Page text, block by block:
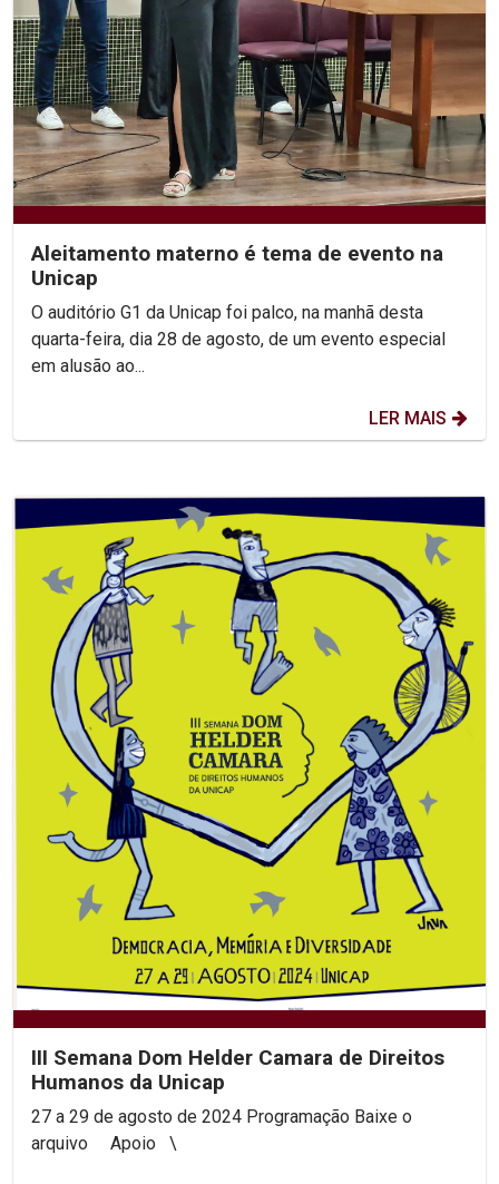
Aleitamento materno é tema de evento na
Unicap
O auditório G1 da Unicap foi palco, na manhã desta
quarta-feira, dia 28 de agosto, de um evento especial
em alusão ao...
LER MAIS
III Semana Dom Helder Camara de Direitos
Humanos da Unicap
27 a 29 de agosto de 2024 Programação Baixe o